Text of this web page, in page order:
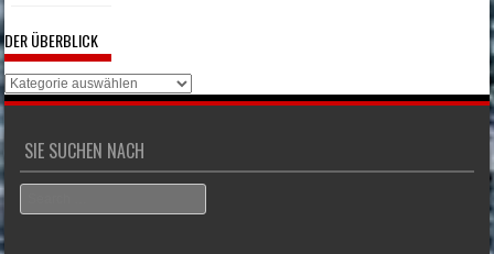
DER ÜBERBLICK
Der
Überblick
SIE SUCHEN NACH